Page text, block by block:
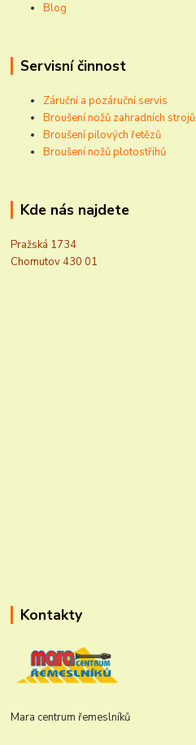
Blog
Servisní činnost
Záruční a pozáruční servis
Broušení nožů zahradních strojů
Broušení pilových řetězů
Broušení nožů plotostřihů
Kde nás najdete
Pražská 1734
Chomutov 430 01
Kontakty
Mara centrum řemeslníků